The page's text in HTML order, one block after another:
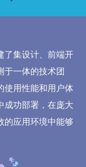
了集设计、前端开
于一体的技术团
使用性能和用户体
成功部署，在庞大
的应用环境中能够